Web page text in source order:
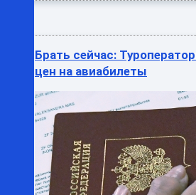
Брать сейчас:
цен на авиабилеты